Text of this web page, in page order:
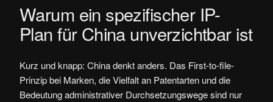
Warum ein spezifischer IP-
Plan für China unverzichtbar ist
Kurz und knapp: China denkt anders. Das First-to-file-
Prinzip bei Marken, die Vielfalt an Patentarten und die
Bedeutung administrativer Durchsetzungswege sind nur